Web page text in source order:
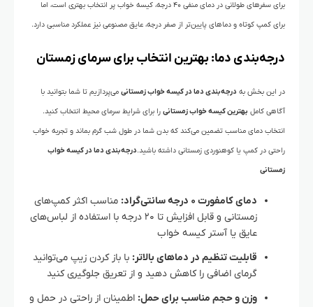
برای سفرهای طولانی در دمای منفی ۴۰ درجه، کیسه خواب پر انتخاب بهتری است، اما
برای کمپ کوتاه و دماهای پایین‌تر از صفر درجه، عایق مصنوعی نیز عملکرد مناسبی دارد.
درجه‌بندی دما: بهترین انتخاب برای سرمای زمستان
در این بخش به درجه‌بندی دما در کیسه خواب زمستانی می‌پردازیم تا شما بتوانید با
آگاهی کامل بهترین کیسه خواب زمستانی را برای شرایط سرمای محیط انتخاب کنید.
انتخاب دمای مناسب تضمین می‌کند که بدن شما در طول شب گرم بماند و تجربه خواب
راحتی در کمپ یا کوهنوردی زمستانی داشته باشید.درجه‌بندی دما در کیسه خواب
زمستانی
دمای کامفورت ۰ درجه سانتی‌گراد:
مناسب اکثر کمپ‌های
زمستانی و قابل افزایش تا ۲۰ درجه با استفاده از لباس‌های
عایق یا آستر کیسه خواب
قابلیت تنظیم در دماهای بالاتر: با باز کردن زیپ می‌توانید
گرمای اضافی را کاهش دهید و از تعریق جلوگیری کنید
وزن و حجم مناسب برای حمل: اطمینان از راحتی در حمل و